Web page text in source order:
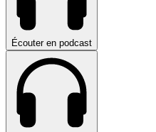
Écouter en podcast